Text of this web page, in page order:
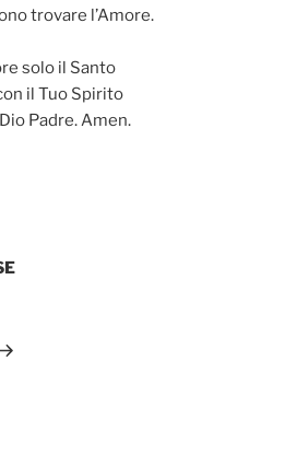
trovare l’Amore.
solo il Santo
il Tuo Spirito
Padre. Amen.